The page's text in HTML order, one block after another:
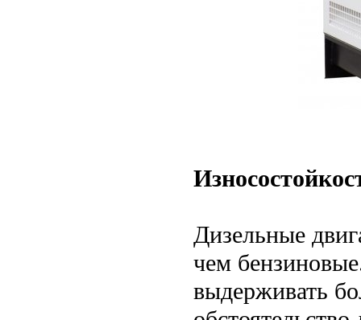
Дизельные
чем
выдерживать